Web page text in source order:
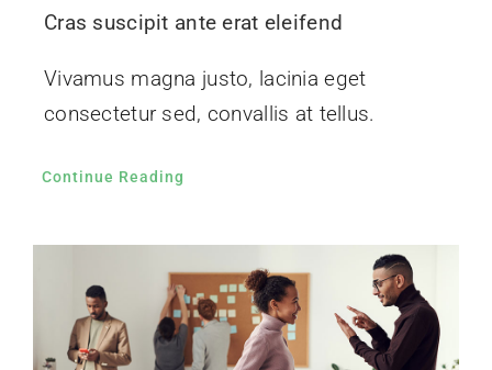
Cras suscipit ante erat eleifend
Vivamus magna justo, lacinia eget
consectetur sed, convallis at tellus.
Continue Reading